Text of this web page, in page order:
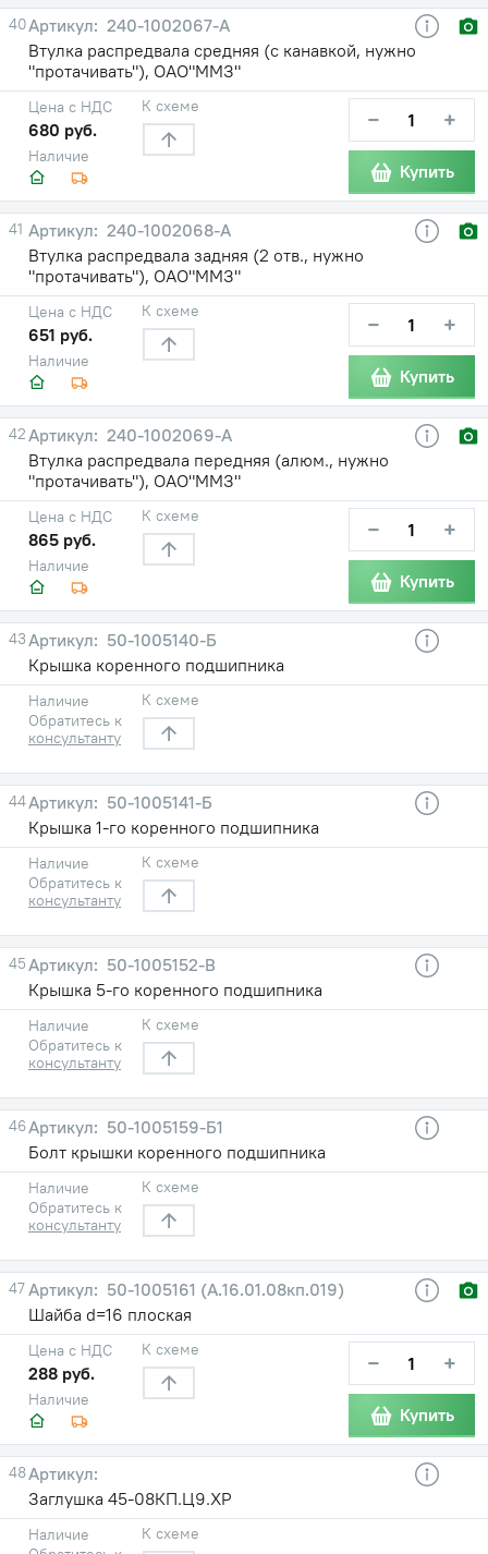
40
240-1002067-А
Втулка распредвала средняя (с канавкой, нужно
"протачивать"), ОАО"ММЗ"
Наличие
Цена с НДС
680 руб.
К схеме − +
Купить
41
240-1002068-А
Втулка распредвала задняя (2 отв., нужно
"протачивать"), ОАО"ММЗ"
Наличие
Цена с НДС
651 руб.
К схеме − +
Купить
42
240-1002069-А
Втулка распредвала передняя (алюм., нужно
"протачивать"), ОАО"ММЗ"
Наличие
Цена с НДС
865 руб.
К схеме − +
Купить
43
50-1005140-Б
Крышка коренного подшипника
Наличие
Обратитесь к
консультанту
К схеме
44
50-1005141-Б
Крышка 1-го коренного подшипника
Наличие
Обратитесь к
консультанту
К схеме
45
50-1005152-В
Крышка 5-го коренного подшипника
Наличие
Обратитесь к
консультанту
К схеме
46
50-1005159-Б1
Болт крышки коренного подшипника
Наличие
Обратитесь к
консультанту
К схеме
47
50-1005161 (А.16.01.08кп.019)
Шайба d=16 плоская
Наличие
Цена с НДС
288 руб.
К схеме − +
Купить
48
Заглушка 45-08КП.Ц9.ХР
Наличие
К схеме